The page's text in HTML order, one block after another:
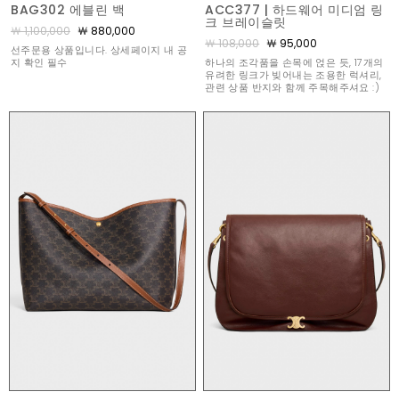
BAG302 에블린 백
￦ 1,100,000 ￦ 880,000
선주문용 상품입니다. 상세페이지 내 공
지 확인 필수
ACC377 | 하드웨어 미디엄 링
크 브레이슬릿
￦ 108,000 ￦ 95,000
하나의 조각품을 손목에 얹은 듯, 17개의
유려한 링크가 빚어내는 조용한 럭셔리,
관련 상품 반지와 함께 주목해주셔요 :)